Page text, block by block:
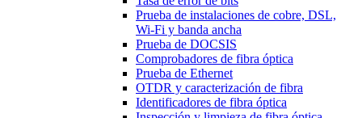
Prueba de instalaciones de cobre, DSL,
Wi-Fi y banda ancha
Prueba de DOCSIS
Comprobadores de fibra óptica
Prueba de Ethernet
OTDR y caracterización de fibra
Identificadores de fibra óptica